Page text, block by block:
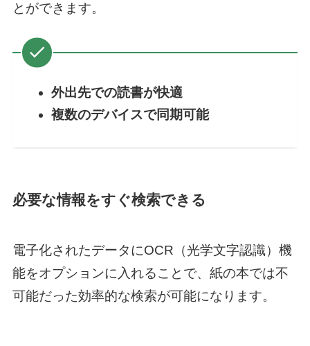
とができます。
外出先での読書が快適
複数のデバイスで同期可能
必要な情報をすぐ検索できる
電子化されたデータにOCR（光学文字認識）機
能をオプションに入れることで、紙の本では不
可能だった効率的な検索が可能になります。